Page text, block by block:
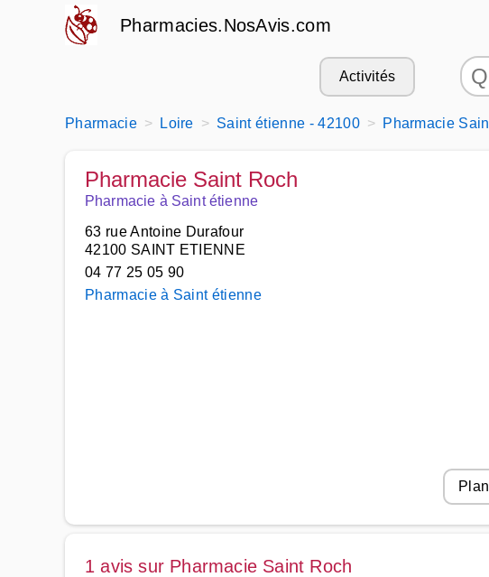
Pharmacies.NosAvis.com
Activités
Pharmacie Loire Saint étienne - 42100 Pharmacie
Pharmacie Saint Roch
Pharmacie à Saint étienne
63 rue Antoine Durafour
42100 SAINT ETIENNE
04 77 25 05 90
Pharmacie à Saint étienne
Plan
1 avis sur Pharmacie Saint Roch